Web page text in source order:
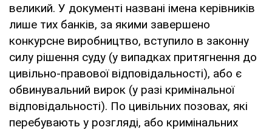
великий. У документі названі імена керівників
лише тих банків, за якими завершено
конкурсне виробництво, вступило в законну
силу рішення суду (у випадках притягнення до
цивільно-правової відповідальності), або є
обвинувальний вирок (у разі кримінальної
відповідальності). По цивільних позовах, які
перебувають у розгляді, або кримінальних